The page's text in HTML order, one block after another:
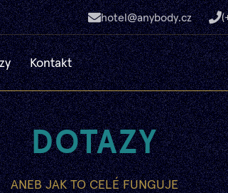
hotel@anybody.cz
Kontakt
DOTAZY
ANEB JAK TO CELÉ FUNGUJE